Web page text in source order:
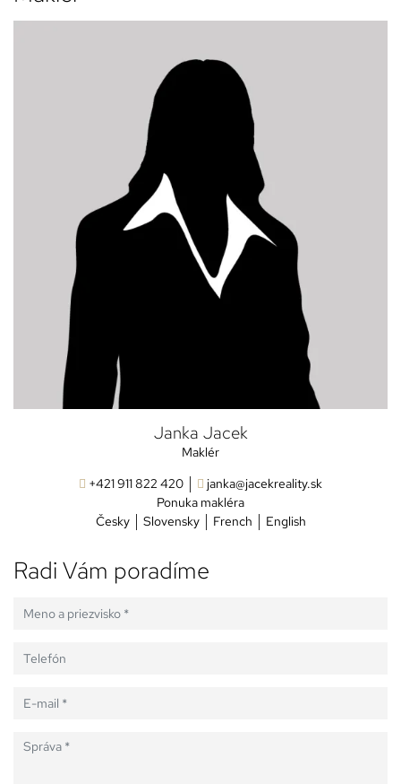
Janka Jacek
Maklér
+421 911 822 420
janka@jacekreality.sk
Ponuka makléra
Česky
Slovensky French English
Radi Vám poradíme